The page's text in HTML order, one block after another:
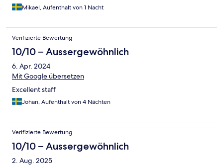
Mikael, Aufenthalt von 1 Nacht
Verifizierte Bewertung
10/10 – Aussergewöhnlich
6. Apr. 2024
Mit Google übersetzen
Excellent staff
Johan, Aufenthalt von 4 Nächten
Verifizierte Bewertung
10/10 – Aussergewöhnlich
2. Aug. 2025